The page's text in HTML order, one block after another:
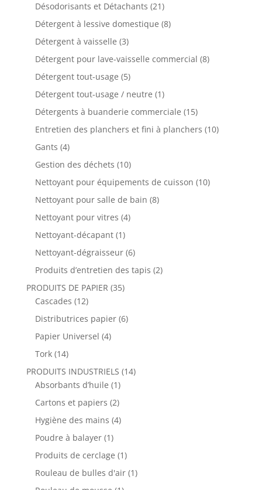
Désodorisants et Détachants (21)
Détergent à lessive domestique (8)
Détergent à vaisselle (3)
Détergent pour lave-vaisselle commercial (8)
Détergent tout-usage (5)
Détergent tout-usage / neutre (1)
Détergents à buanderie commerciale (15)
Entretien des planchers et fini à planchers (10)
Gants (4)
Gestion des déchets (10)
Nettoyant pour équipements de cuisson (10)
Nettoyant pour salle de bain (8)
Nettoyant pour vitres (4)
Nettoyant-décapant (1)
Nettoyant-dégraisseur (6)
Produits d’entretien des tapis (2)
PRODUITS DE PAPIER (35)
Cascades (12)
Distributrices papier (6)
Papier Universel (4)
Tork (14)
PRODUITS INDUSTRIELS (14)
Absorbants d’huile (1)
Cartons et papiers (2)
Hygiène des mains (4)
Poudre à balayer (1)
Produits de cerclage (1)
Rouleau de bulles d'air (1)